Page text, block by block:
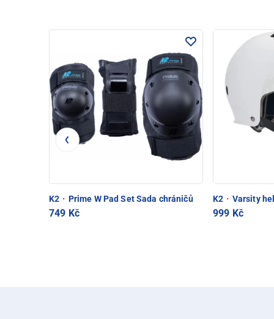
K2 · Prime W Pad Set Sada chráničů
749 Kč
K2 · Varsity
999 Kč